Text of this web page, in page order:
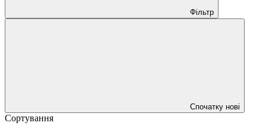
Фільтр
Спочатку нові
Сортування